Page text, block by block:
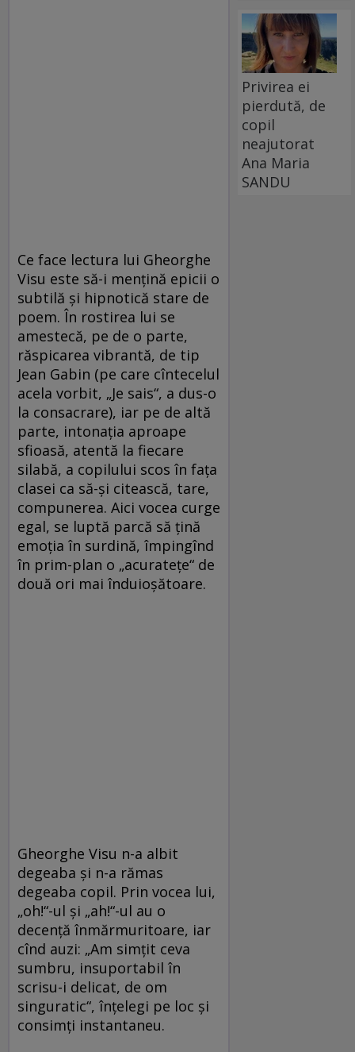
Ce face lectura lui Gheorghe
Visu este să-i menţină epicii o
subtilă şi hipnotică stare de
poem. În rostirea lui se
amestecă, pe de o parte,
răspicarea vibrantă, de tip
Jean Gabin (pe care cîntecelul
acela vorbit, „Je sais“, a dus-o
la consacrare), iar pe de altă
parte, intonaţia aproape
sfioasă, atentă la fiecare
silabă, a copilului scos în faţa
clasei ca să-şi citească, tare,
compunerea. Aici vocea curge
egal, se luptă parcă să ţină
emoţia în surdină, împingînd
în prim-plan o „acurateţe“ de
două ori mai înduioşătoare.
Gheorghe Visu n-a albit
degeaba şi n-a rămas
degeaba copil. Prin vocea lui,
„oh!“-ul şi „ah!“-ul au o
decenţă înmărmuritoare, iar
cînd auzi: „Am simţit ceva
sumbru, insuportabil în
scrisu-i delicat, de om
singuratic“, înţelegi pe loc şi
consimţi instantaneu.
Privirea ei
pierdută, de
copil
neajutorat
Ana Maria
SANDU